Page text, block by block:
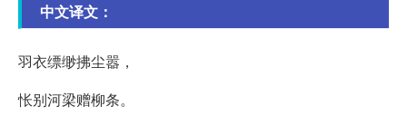
中文译文：
羽衣缥缈拂尘嚣，
怅别河梁赠柳条。